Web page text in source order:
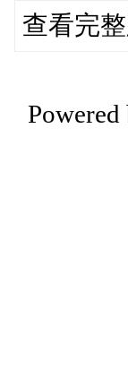
查看完
Powered